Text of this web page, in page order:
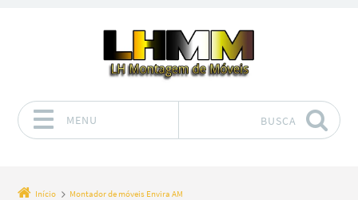
MENU BUSCA
Início Montador de móveis Envira AM